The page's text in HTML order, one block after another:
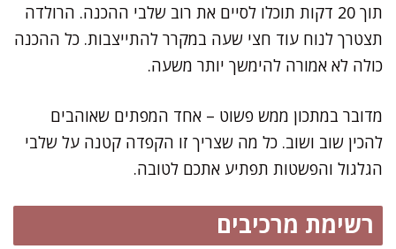
תוך 20 דקות תוכלו לסיים את רוב שלבי ההכנה. הרולדה
תצטרך לנוח עוד חצי שעה במקרר להתייצבות. כל ההכנה
כולה לא אמורה להימשך יותר משעה.
מדובר במתכון ממש פשוט – אחד המפתים שאוהבים
להכין שוב ושוב. כל מה שצריך זו הקפדה קטנה על שלבי
הגלגול והפשטות תפתיע אתכם לטובה.
רשימת מרכיבים